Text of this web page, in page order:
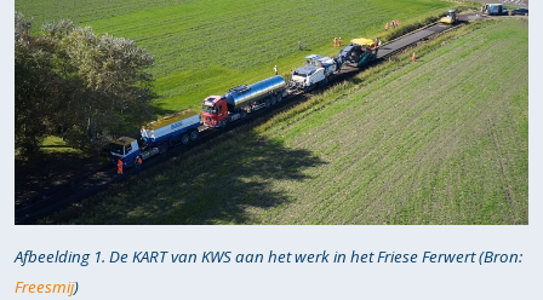
Afbeelding 1. De KART van KWS aan het werk in het Friese Ferwert (Bron:
Freesmij)